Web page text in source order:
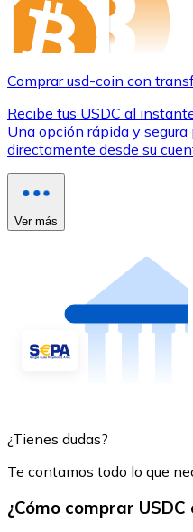
Comprar usd-coin con
Recibe tus USDC al
Una opción rápida y
directamente desde su
Ver más
¿Tienes dudas?
Te contamos todo lo que
¿Cómo comprar